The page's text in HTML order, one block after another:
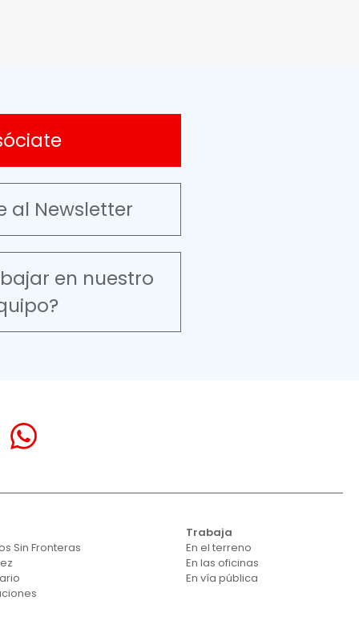
al Newsletter
en nuestro
Sin Fronteras
Trabaja
En el terreno
En las oficinas
En vía pública